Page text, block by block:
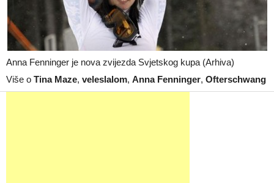
Anna Fenninger je nova zvijezda Svjetskog kupa (Arhiva)
Više o Tina Maze, veleslalom, Anna Fenninger, Ofterschwang